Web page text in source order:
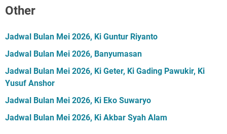
Other
Jadwal Bulan Mei 2026, Ki Guntur Riyanto
Jadwal Bulan Mei 2026, Banyumasan
Jadwal Bulan Mei 2026, Ki Geter, Ki Gading Pawukir, Ki
Yusuf Anshor
Jadwal Bulan Mei 2026, Ki Eko Suwaryo
Jadwal Bulan Mei 2026, Ki Akbar Syah Alam